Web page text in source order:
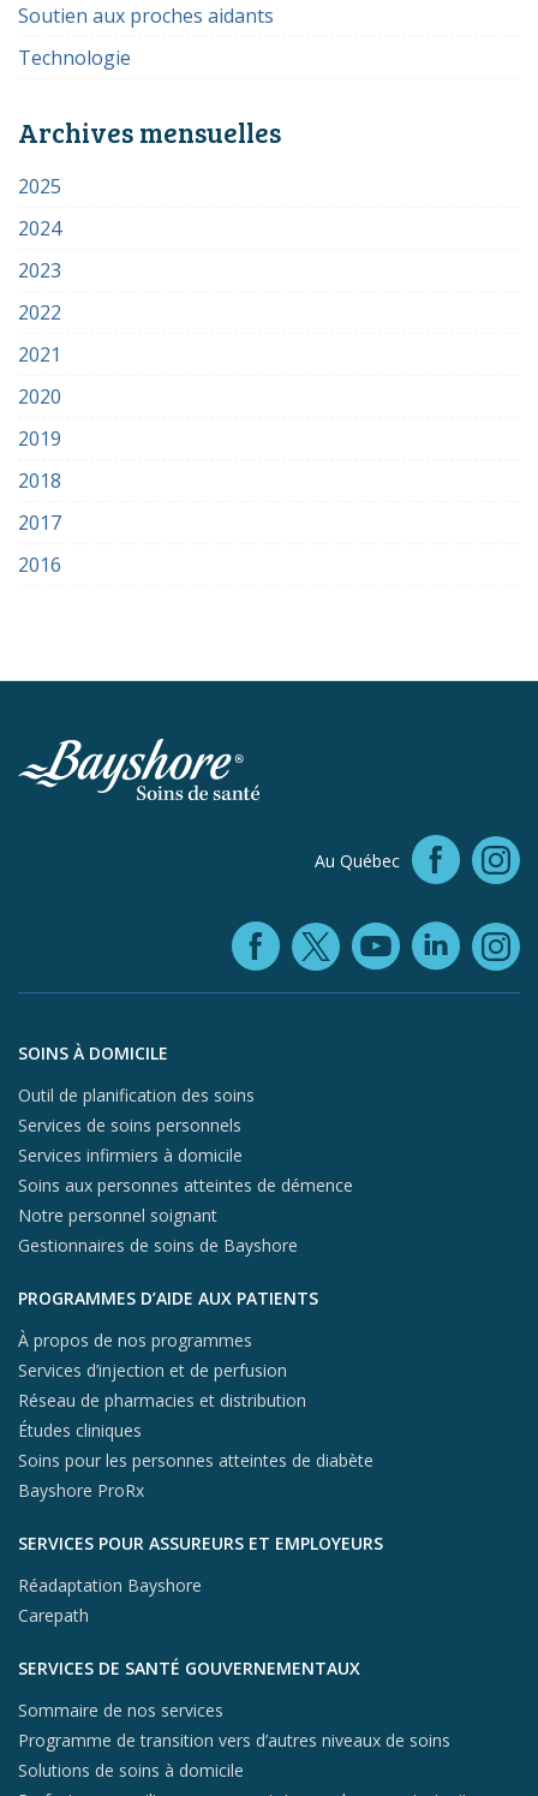
Soutien aux proches aidants
Technologie
Archives mensuelles
2025
2024
2023
2022
2021
2020
2019
2018
2017
2016
Au Québec
Facebook
X (opens
Aller au contenu du pied de page
SOINS À DOMICILE
Outil de planification des soins
Services de soins personnels
Services infirmiers à domicile
Soins aux personnes atteintes de démence
Notre personnel soignant
Gestionnaires de soins de Bayshore
PROGRAMMES D’AIDE AUX PATIENTS
À propos de nos programmes
Services d’injection et de perfusion
Réseau de pharmacies et distribution
Études cliniques
Soins pour les personnes atteintes de diabète
Bayshore ProRx
SERVICES POUR ASSUREURS ET EMPLOYEURS
Réadaptation Bayshore
Carepath
SERVICES DE SANTÉ GOUVERNEMENTAUX
Sommaire de nos services
Programme de transition vers d’autres niveaux de soins
Solutions de soins à domicile